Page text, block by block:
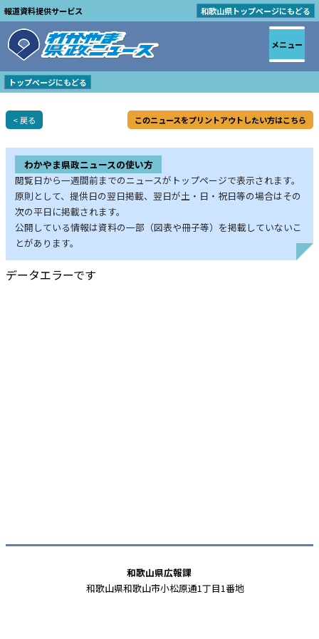
報道資料提供サービス 和歌山県トップページにもどる
トップページにもどる
< 戻る このニュースをプリントアウトしたい方はこちら
わかやま県政ニュースの使い方
閲覧日から一週間前までのニュースがトップページで表示されます。
原則として、提供日の翌日掲載、翌日が土・日・祝日等の場合はその
次の平日に掲載されます。
公開している情報は資料の一部（図表や冊子等）を掲載していないこ
とがあります。
データエラーです
メニュー
和歌山県広報課
和歌山県和歌山市小松原通1丁目1番地